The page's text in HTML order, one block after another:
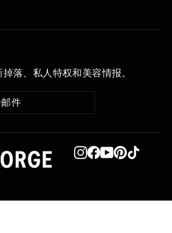
落、私人特权和美容情报。
Instagram
在 YouTube
品 TikTok